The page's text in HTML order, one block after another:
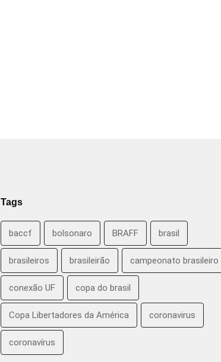
Tags
baccf bolsonaro BRAFF brasil
brasileiros brasileirão campeonato brasileiro
conexão UF copa do brasil
Copa Libertadores da América coronavirus
coronavírus